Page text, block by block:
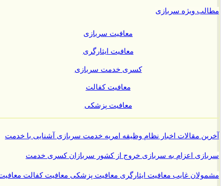
ویژه سربازی
معافیت سربازی
معافیت ایثارگری
کسری خدمت سربازی
معافیت کفالت
معافیت پزشکی
مقالاتاخبار نظام وظیفهامریهخدمت سربازیآشنایی با خدمت
اعزام به سربازیخروج از کشور سربازانکسری خدمت
غایبمعافیت ایثارگریمعافیت پزشکیمعافیت کفالتمعافیت